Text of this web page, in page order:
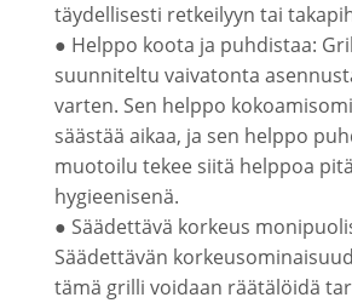
täydellisesti retkeilyyn tai
● Helppo koota ja puhdistaa:
suunniteltu vaivatonta
varten. Sen helppo
säästää aikaa, ja sen helppo
muotoilu tekee siitä helppoa
hygieenisenä.
● Säädettävä korkeus
Säädettävän
tämä grilli voidaan räätälöidä